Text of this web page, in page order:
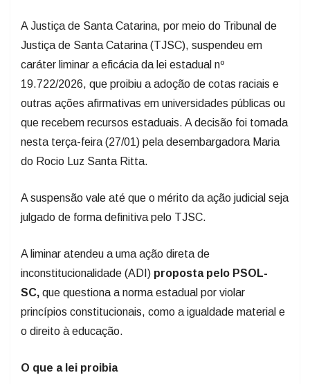
A Justiça de Santa Catarina, por meio do Tribunal de
Justiça de Santa Catarina (TJSC), suspendeu em
caráter liminar a eficácia da lei estadual nº
19.722/2026, que proibiu a adoção de cotas raciais e
outras ações afirmativas em universidades públicas ou
que recebem recursos estaduais. A decisão foi tomada
nesta terça-feira (27/01) pela desembargadora Maria
do Rocio Luz Santa Ritta.
A suspensão vale até que o mérito da ação judicial seja
julgado de forma definitiva pelo TJSC.
A liminar atendeu a uma ação direta de
inconstitucionalidade (ADI) proposta pelo PSOL-
SC, que questiona a norma estadual por violar
princípios constitucionais, como a igualdade material e
o direito à educação.
O que a lei proibia